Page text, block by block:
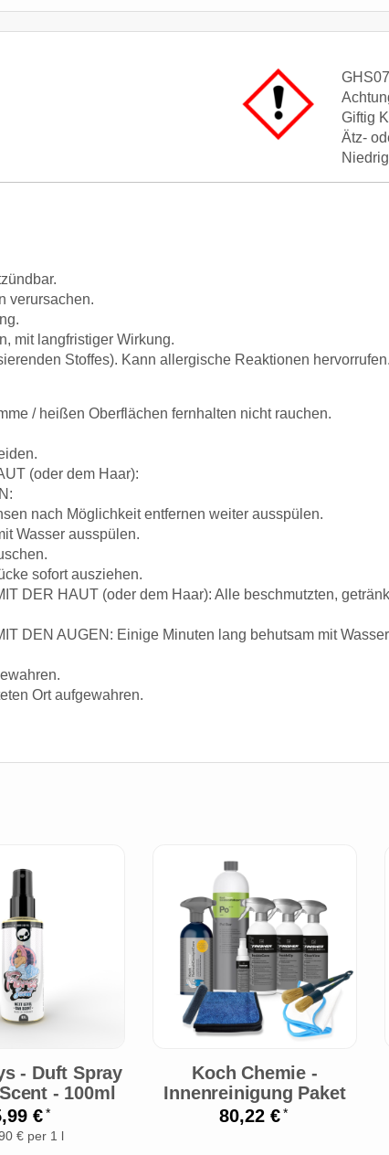
GHS07
Giftig
Ätz-
verursachen.
mit langfristiger Wirkung.
Stoffes). Kann allergische Reaktionen hervorrufen.
/ heißen Oberflächen fernhalten nicht rauchen.
(oder dem Haar):
nach Möglichkeit entfernen weiter ausspülen.
Wasser ausspülen.
sofort ausziehen.
DER HAUT (oder dem Haar): Alle beschmutzten,
DEN AUGEN: Einige Minuten lang behutsam mit
Ort aufgewahren.
- Duft Spray
- 100ml
€*
€ per 1 l
Koch Chemie -
Innenreinigung Paket
80,22 €*